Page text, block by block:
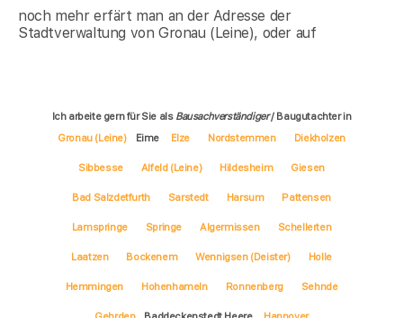
noch mehr erfärt man an der Adresse der
Stadtverwaltung von Gronau (Leine), oder auf
Ich arbeite gern für Sie als Bausachverständiger/ Baugutachter in
Gronau (Leine)
Eime Elze Nordstemmen Diekholzen
Sibbesse Alfeld (Leine) Hildesheim Giesen
Bad Salzdetfurth Sarstedt Harsum Pattensen
Lamspringe Springe Algermissen Schellerten
Laatzen Bockenem Wennigsen (Deister) Holle
Hemmingen Hohenhameln Ronnenberg Sehnde